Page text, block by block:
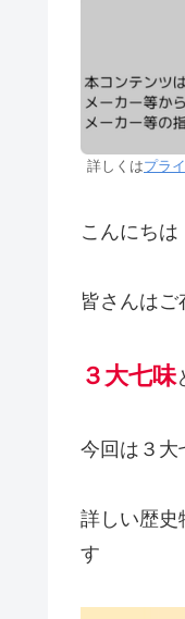
詳しくはプラ
こんにち
皆さんはご
３大七味
今回は３大
詳しい歴史
す